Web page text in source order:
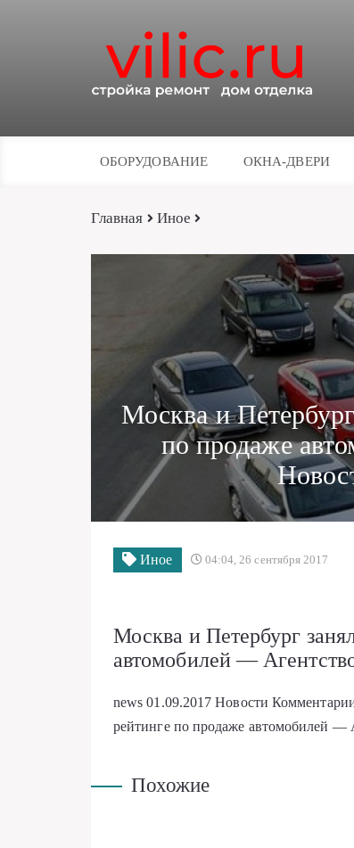
ОБОРУДОВАНИЕ ОКНА-ДВЕРИ
Главная Иное
Москва и
по продаже
Иное 04:04, 26 сентября 2017
Москва и Петербург
автомобилей —
news01.09.2017 Новости
рейтинге по продаже автомобилей —
Похожие